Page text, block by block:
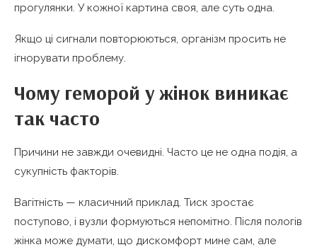
прогулянки. У кожної картина своя, але суть одна.
Якщо ці сигнали повторюються, організм просить не
ігнорувати проблему.
Чому геморой у жінок виникає
так часто
Причини не завжди очевидні. Часто це не одна подія, а
сукупність факторів.
Вагітність — класичний приклад. Тиск зростає
поступово, і вузли формуються непомітно. Після пологів
жінка може думати, що дискомфорт мине сам, але